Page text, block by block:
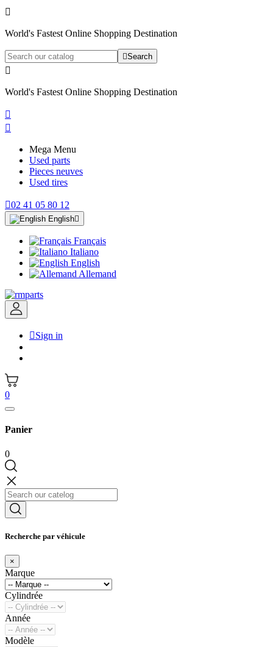

World's Fastest Online Shopping Destination
Search

World's Fastest Online Shopping Destination


Mega Menu
Used parts
Pieces neuves
Used tires
02 41 05 80 12
English
Français
Italiano
English
Allemand
Sign in
0
Panier
0
Recherche par véhicule
×
Marque
Cylindrée
Année
Modèle